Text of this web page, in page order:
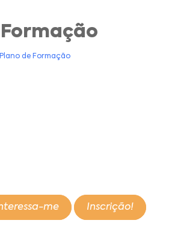
Plano de Formação
me Inscrição!